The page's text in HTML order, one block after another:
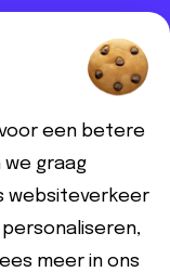
een betere
we graag
websiteverkeer
meer in ons